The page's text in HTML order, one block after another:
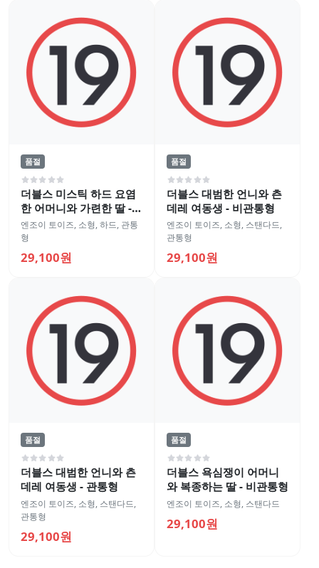
품절
더블스 미스틱 하드 요염
한 어머니와 가련한 딸 -
관통형
엔조이 토이즈, 소형,하드, 관통
형
29,100원
품절
더블스 대범한 언니와 츤
데레 여동생 - 비관통형
엔조이 토이즈, 소형, 스탠다드,
관통형
29,100원
품절
더블스 대범한 언니와 츤
데레 여동생 - 관통형
엔조이 토이즈, 소형, 스탠다드,
관통형
29,100원
품절
더블스 욕심쟁이 어머니
와 복종하는 딸 - 비관통형
엔조이 토이즈, 소형, 스탠다드
29,100원